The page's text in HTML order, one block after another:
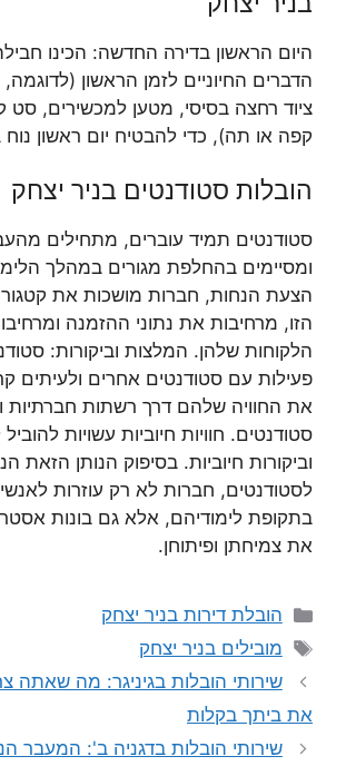
היום הראשון בדירה החדשה: הכינו
הדברים החיוניים לזמן הראשון
ציוד רחצה בסיסי, מטען למכשירים, סט
קפה או תה), כדי להבטיח יום ראשון
הובלות סטודנטים בניר יצחק
סטודנטים תמיד עוברים, מתחילים
ומסיימים בהחלפת מגורים במהלך
הצעת הנחות, חברות מושכות את
הזו, מרחיבות את נתוני ההזמנה
הלקוחות שלהן. המלצות וביקורות:
פעילות עם סטודנטים אחרים ולעיתים
את החוויה שלהם דרך רשתות חברתיות
סטודנטים. חוויות חיוביות עשויות
וביקורות חיוביות. בסיפוק הנותן הזאת
לסטודנטים, חברות לא רק עוזרות
בתקופת לימודיהם, אלא גם בונות
את צמיחתן ופיתוחן.
קטגוריות
הובלת דירות בניר יצחק
תגיות
מובילים בניר יצחק
שירותי הובלות בגיניגר: מה שאתה
את ביתך בקלות
שירותי הובלות בדגניה ב': המעבר